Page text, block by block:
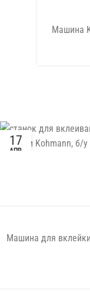
Машина
17
АПР
Машина для